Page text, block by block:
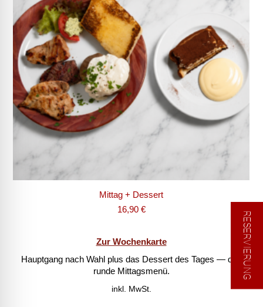
Mittag + Dessert
16,90 €
Zur Wochenkarte
Hauptgang nach Wahl plus das Dessert des Tages — das
runde Mittagsmenü.
inkl. MwSt.
RESERVIERUNG